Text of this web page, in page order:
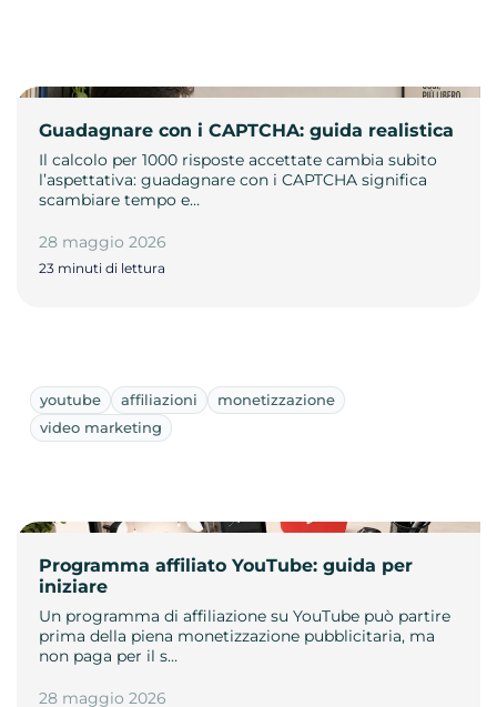
Guadagnare con i CAPTCHA: guida realistica
Il calcolo per 1000 risposte accettate cambia subito
l’aspettativa: guadagnare con i CAPTCHA significa
scambiare tempo e…
28 maggio 2026
23 minuti di lettura
youtube affiliazioni
monetizzazione
video marketing
Programma affiliato YouTube: guida per
iniziare
Un programma di affiliazione su YouTube può partire
prima della piena monetizzazione pubblicitaria, ma
non paga per il s…
28 maggio 2026